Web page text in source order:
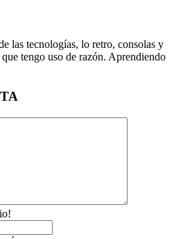
las tecnologías, lo retro, consolas y
tengo uso de razón. Aprendiendo